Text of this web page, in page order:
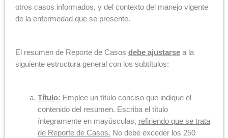
otros casos informados, y del contexto del manejo vigente
de la enfermedad que se presente.
El resumen de Reporte de Casos debe ajustarse a la
siguiente estructura general con los subtítulos:
Título: Emplee un título conciso que indique el
contenido del resumen. Escriba el título
íntegramente en mayúsculas, refiriendo que se trata
de Reporte de Casos. No debe exceder los 250